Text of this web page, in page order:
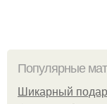
Популярные
Шикарный